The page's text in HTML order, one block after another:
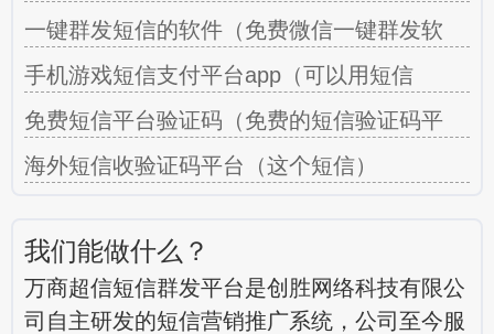
一键群发短信的软件（免费微信一键群发软
手机游戏短信支付平台app（可以用短信
免费短信平台验证码（免费的短信验证码平
海外短信收验证码平台（这个短信）
我们能做什么？
万商超信短信群发平台是创胜网络科技有限公
司自主研发的短信营销推广系统，公司至今服